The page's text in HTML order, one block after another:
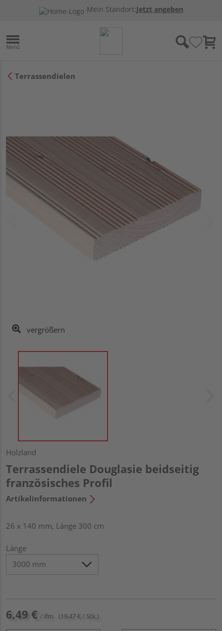
Mein Standort:Jetzt angeben
Terrassendielen
vergrößern
Holzland
Terrassendiele Douglasie beidseitig
französisches Profil
Artikelinformationen
26 x 140 mm, Länge 300 cm
Länge
6,49 € / lfm (19,47 € / Stk.)